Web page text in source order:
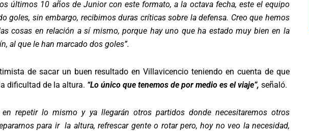
últimos 10 años de Junior con este formato, a la octava fecha, este el equipo
goles, sin embargo, recibimos duras críticas sobre la defensa. Creo que hemos
cosas en relación a sí mismo, porque hay uno que ha estado muy bien en la
al que le han marcado dos goles”.
de sacar un buen resultado en Villavicencio teniendo en cuenta de que
dificultad de la altura. “Lo único que tenemos de por medio es el viaje”, señaló.
en repetir lo mismo y ya llegarán otros partidos donde necesitaremos otros
para ir la altura, refrescar gente o rotar pero, hoy no veo la necesidad,